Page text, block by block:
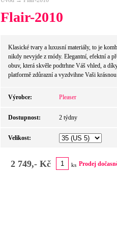
Flair-2010
Klasické tvary a luxusní materiály, to je
nikdy nevyjde z módy. Elegantní, efektní a
obuv, která skvěle podtrhne Váš vhled, a
platformě zdůrazní a vyzdvihne Vaši
Výrobce: Pleaser
Dostupnost: 2 týdny
Velikost:
2 749,- Kč ks Prodej